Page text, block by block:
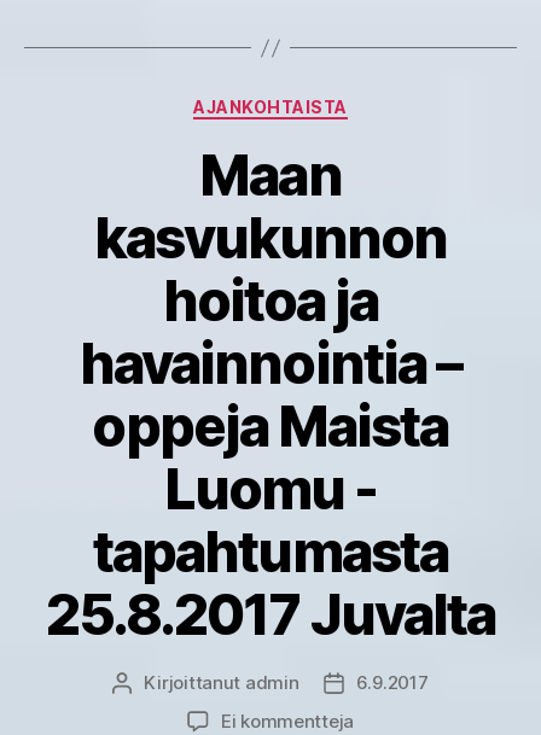
Kategoriat
AJANKOHTAISTA
Maan
kasvukunnon
hoitoa ja
havainnointia –
oppeja Maista
Luomu -
tapahtumasta
25.8.2017 Juvalta
Kirjoittaja
Kirjoittanut admin Julkaisupäivämäärä
6.9.2017
Ei kommentteja